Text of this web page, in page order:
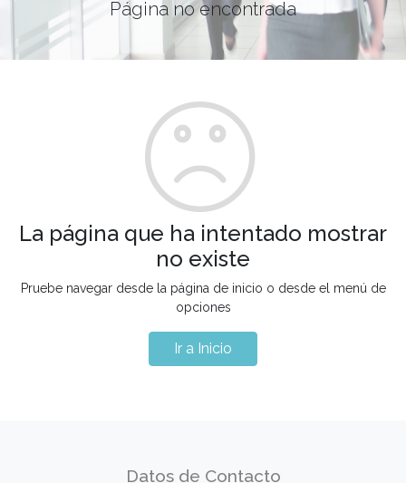
Página no encontrada
La página que ha intentado mostrar
no existe
Pruebe navegar desde la página de inicio o desde el menú de
opciones
Ir a Inicio
Datos de Contacto